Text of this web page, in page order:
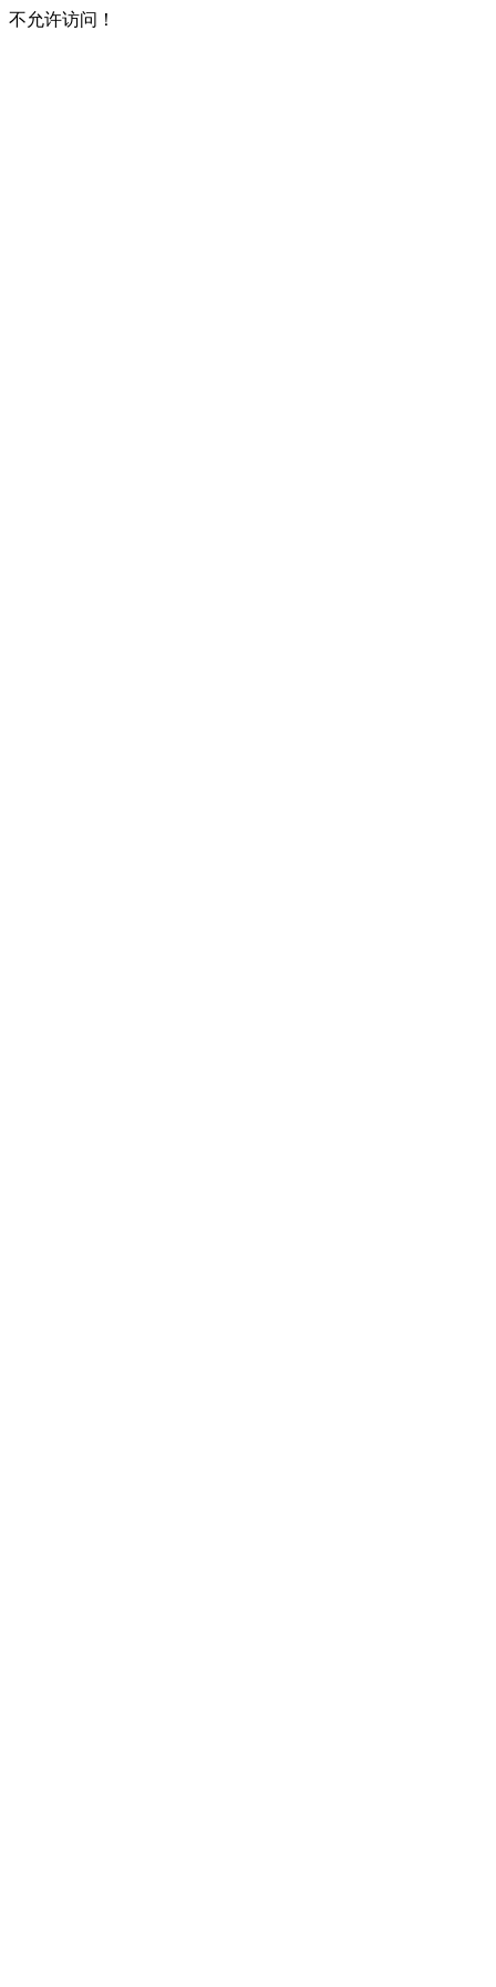
不允许访问！